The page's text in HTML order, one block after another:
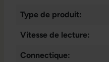
Type de produit:
Vitesse de lecture:
Connectique: